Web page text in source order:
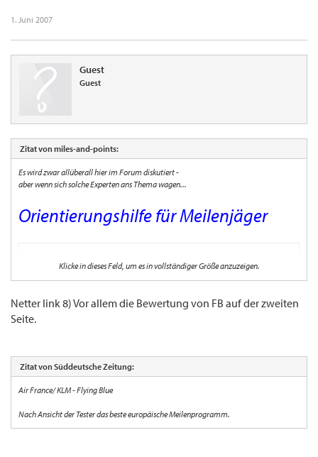
1. Juni 2007
Guest
Guest
Zitat von miles-and-points:
Es wird zwar allüberall hier im Forum diskutiert -
aber wenn sich solche Experten ans Thema wagen...
Orientierungshilfe für Meilenjäger
gelten diese und kann man sie auch einlösen auf den gewünschten Strecken? In
Ihrer aktuellen Ausgabe hat die ZeitschriftReise und PreiseVielflieger-
Klicke in dieses Feld, um es in vollständiger Größe anzuzeigen.
Netter link 8) Vor allem die Bewertung von FB auf der zweiten
Seite.
Zitat von Süddeutsche Zeitung:
Air France/ KLM - Flying Blue
Nach Ansicht der Tester das beste europäische Meilenprogramm.